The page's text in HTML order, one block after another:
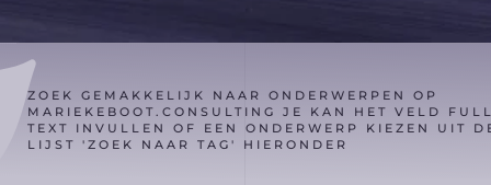
ZOEK GEMAKKELIJK NAAR ONDERWERPEN OP
MARIEKEBOOT.CONSULTING JE KAN HET VELD
TEXT INVULLEN OF EEN ONDERWERP KIEZEN UIT
LIJST 'ZOEK NAAR TAG' HIERONDER